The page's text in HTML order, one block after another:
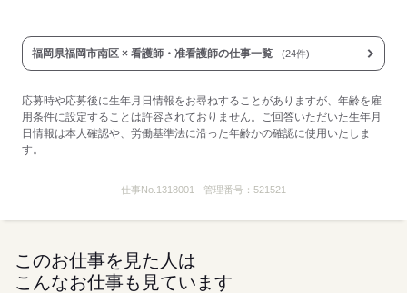
福岡県福岡市南区 × 看護師・准看護師の仕事一覧 (24件)
応募時や応募後に生年月日情報をお尋ねすることがありますが、年齢を雇
用条件に設定することは許容されておりません。ご回答いただいた生年月
日情報は本人確認や、労働基準法に沿った年齢かの確認に使用いたしま
す。
仕事No. 1318001 管理番号： 521521
このお仕事を見た人は
こんなお仕事も見ています